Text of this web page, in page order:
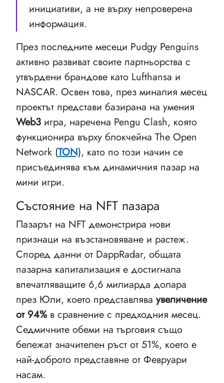
инициативи, а не върху непроверена
информация.
През последните месеци Pudgy Penguins
активно развиват своите партньорства с
утвърдени брандове като Lufthansa и
NASCAR. Освен това, през миналия месец
проектът представи базирана на умения
Web3 игра, наречена Pengu Clash, която
функционира върху блокчейна The Open
Network (TON), като по този начин се
присъединява към динамичния пазар на
мини игри.
Състояние на NFT пазара
Пазарът на NFT демонстрира нови
признаци на възстановяване и растеж.
Според данни от DappRadar, общата
пазарна капитализация е достигнала
впечатляващите 6,6 милиарда долара
през Юли, което представлява увеличение
от 94% в сравнение с предходния месец.
Седмичните обеми на търговия също
бележат значителен ръст от 51%, което е
най-доброто представяне от Февруари
насам.